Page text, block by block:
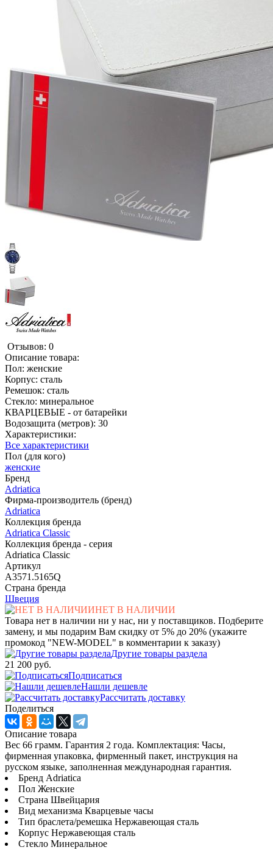
Отзывов: 0
Описание товара:
Пол: женские
Корпус: сталь
Ремешок: сталь
Стекло: минеральное
КВАРЦЕВЫЕ - от батарейки
Водозащита (метров): 30
Характеристики:
Все характеристики
Пол (для кого)
женские
Бренд
Adriatica
Фирма-производитель (бренд)
Adriatica
Коллекция бренда
Adriatica Classic
Коллекция бренда - серия
Adriatica Classic
Артикул
A3571.5165Q
Страна бренда
Швеция
НЕТ В НАЛИЧИИ
Товара нет в наличии ни у нас, ни у поставщиков. Подберите
замену, и мы подарим Вам скидку от 5% до 20% (укажите
промокод "NEW-MODEL" в комментарии к заказу)
Другие товары раздела
21 200 руб.
Подписаться
Нашли дешевле
Рассчитать доставку
Поделиться
Описание товара
Вес 66 грамм. Гарантия 2 года. Комплектация: Часы,
фирменная упаковка, фирменный пакет, инструкция на
русском языке, заполненная международная гарантия.
Бренд Adriatica
Пол Женские
Страна Швейцария
Вид механизма Кварцевые часы
Тип браслета/ремешка Нержавеющая сталь
Корпус Нержавеющая сталь
Стекло Минеральное